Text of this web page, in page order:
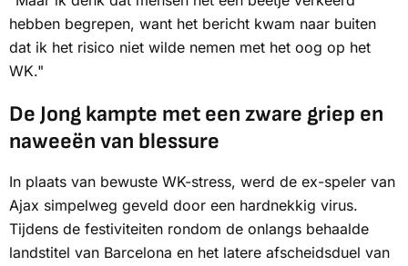
hebben begrepen, want het bericht kwam naar buiten
dat ik het risico niet wilde nemen met het oog op het
WK."
De Jong kampte met een zware griep en
naweeën van blessure
In plaats van bewuste WK-stress, werd de ex-speler van
Ajax simpelweg geveld door een hardnekkig virus.
Tijdens de festiviteiten rondom de onlangs behaalde
landstitel van Barcelona en het latere afscheidsduel van